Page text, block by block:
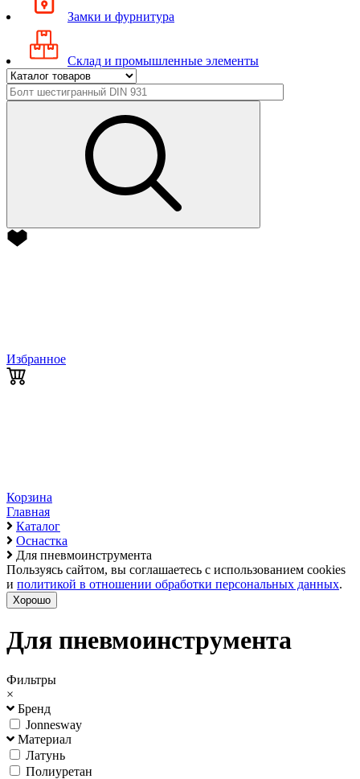
Замки и фурнитура
Склад и промышленные элементы
Избранное
Корзина
Главная
Каталог
Оснастка
Для пневмоинструмента
Пользуясь сайтом, вы соглашаетесь с использованием cookies
и политикой в отношении обработки персональных данных.
Хорошо
Для пневмоинструмента
Фильтры
×
Бренд
Jonnesway
Материал
Латунь
Полиуретан